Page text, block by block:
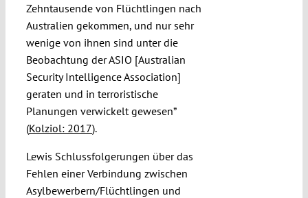
Zehntausende von Flüchtlingen nach
Australien gekommen, und nur sehr
wenige von ihnen sind unter die
Beobachtung der ASIO [Australian
Security Intelligence Association]
geraten und in terroristische
Planungen verwickelt gewesen”
(Kolziol: 2017).
Lewis Schlussfolgerungen über das
Fehlen einer Verbindung zwischen
Asylbewerbern/Flüchtlingen und